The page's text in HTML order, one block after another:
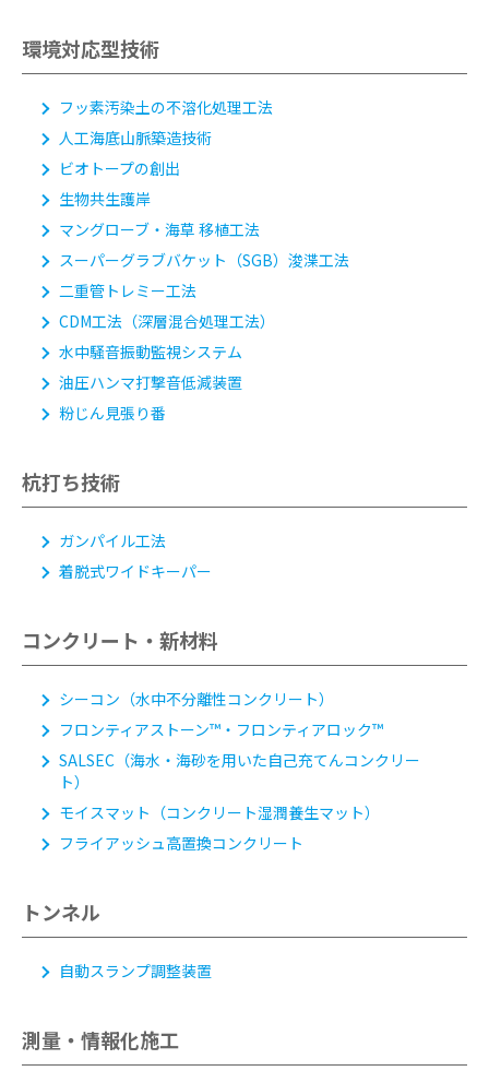
環境対応型技術
フッ素汚染土の不溶化処理工法
人工海底山脈築造技術
ビオトープの創出
生物共生護岸
マングローブ・海草 移植工法
スーパーグラブバケット（SGB）浚渫工法
二重管トレミー工法
CDM工法 （深層混合処理工法）
水中騒音振動監視システム
油圧ハンマ打撃音低減装置
粉じん見張り番
杭打ち技術
ガンパイル工法
着脱式ワイドキーパー
コンクリート・新材料
シーコン（水中不分離性コンクリート）
フロンティアストーン™・フロンティアロック™
SALSEC（海水・海砂を用いた自己充てんコンクリー
ト）
モイスマット（コンクリート湿潤養生マット）
フライアッシュ高置換コンクリート
トンネル
自動スランプ調整装置
測量・情報化施工